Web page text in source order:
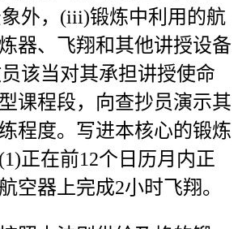
外，(iii)锻炼中利用的航
器、飞翔和其他讲授设备
该当对其承担讲授使命
课程段，向查抄员演示其
程度。写进本核心的锻炼
正在前12个日历月内正
空器上完成2小时飞翔。